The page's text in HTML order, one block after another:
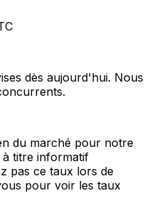
dès aujourd'hui. Nous
du marché pour notre
titre informatif
pas ce taux lors de
pour voir les taux